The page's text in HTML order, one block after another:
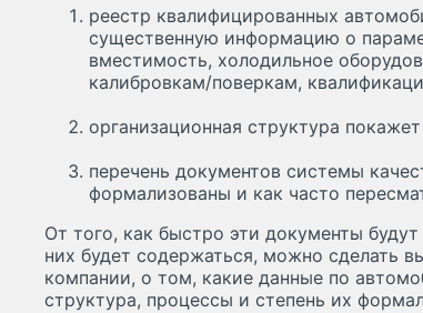
реестр квалифицированных
существенную информацию о
вместимость, холодильное
калибровкам/поверкам,
организационная структура
перечень документов системы
формализованы и как часто
От того, как быстро эти документы
них будет содержаться, можно сделать
компании, о том, какие данные по
структура, процессы и степень их